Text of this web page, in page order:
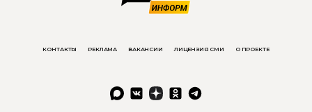
КОНТАКТЫ РЕКЛАМА ВАКАНСИИ ЛИЦЕНЗИЯ СМИ О ПРОЕКТЕ